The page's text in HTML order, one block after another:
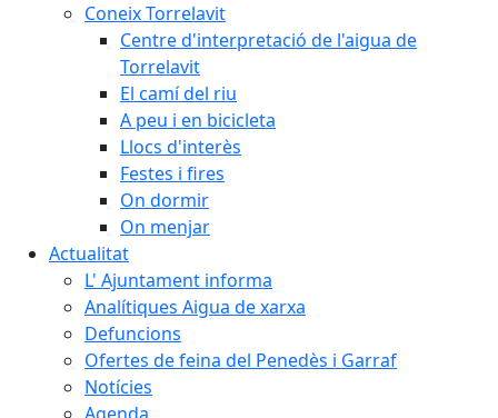
Coneix Torrelavit
Centre d'interpretació de l'aigua de
Torrelavit
El camí del riu
A peu i en bicicleta
Llocs d'interès
Festes i fires
On dormir
On menjar
Actualitat
L' Ajuntament informa
Analítiques Aigua de xarxa
Defuncions
Ofertes de feina del Penedès i Garraf
Notícies